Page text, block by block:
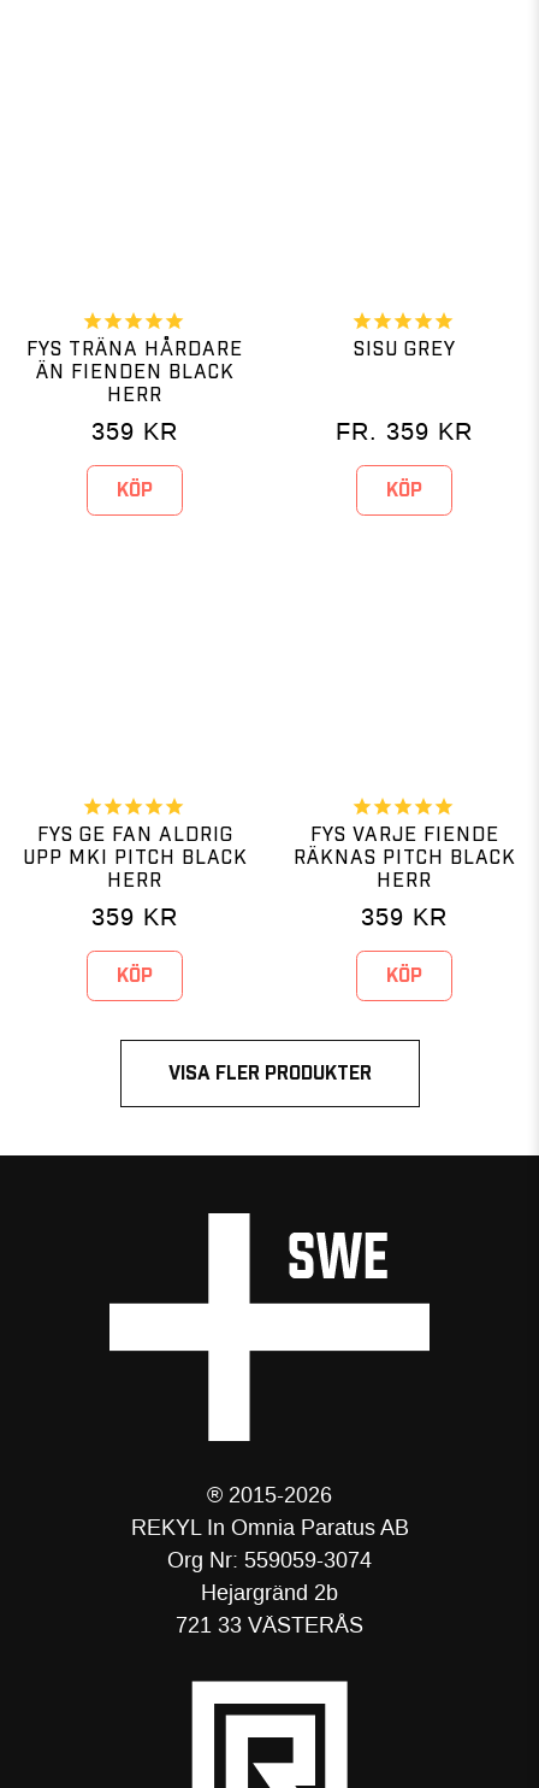
FYS TRÄNA HÅRDARE
ÄN FIENDEN BLACK
HERR
359 KR
KÖP
SISU GREY
FR. 359 KR
KÖP
FYS GE FAN ALDRIG
UPP MKI PITCH BLACK
HERR
359 KR
KÖP
FYS VARJE FIENDE
RÄKNAS PITCH BLACK
HERR
359 KR
KÖP
VISA FLER PRODUKTER
® 2015-2026
REKYL In Omnia Paratus AB
Org Nr: 559059-3074
Hejargränd 2b
721 33 VÄSTERÅS